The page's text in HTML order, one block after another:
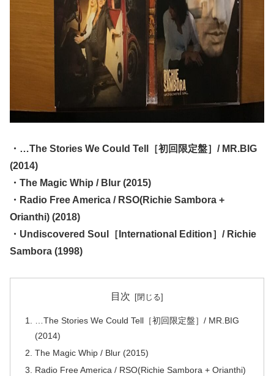
・…The Stories We Could Tell［初回限定盤］/ MR.BIG
(2014)
・The Magic Whip / Blur (2015)
・Radio Free America / RSO(Richie Sambora +
Orianthi) (2018)
・Undiscovered Soul［International Edition］/ Richie
Sambora (1998)
目次
…The Stories We Could Tell［初回限定盤］/ MR.BIG
(2014)
The Magic Whip / Blur (2015)
Radio Free America / RSO(Richie Sambora + Orianthi)